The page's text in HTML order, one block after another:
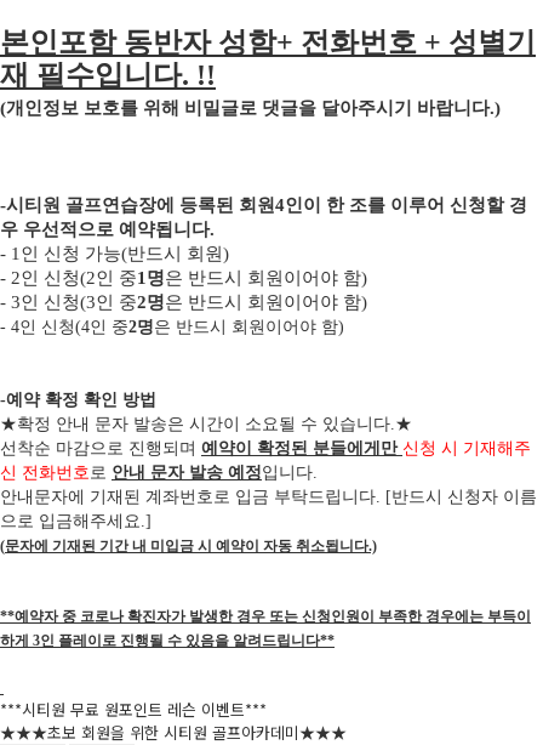
본인포함 동반자 성함+ 전화번호 + 성별기
재 필수입니다. !!
(개인정보 보호를 위해 비밀글로 댓글을 달아주시기 바랍니다.)
-시티원 골프연습장에 등록된 회원4인이 한 조를 이루어 신청할 경
우 우선적으로 예약됩니다.
- 1 인 신청 가능(반드시 회원)
- 2인 신청(2인 중1 명은 반드시 회원이어야 함)
- 3인 신청(3인 중2명은 반드시 회원이어야 함)
- 4인 신청(4인 중2명은 반드시 회원이어야 함)
-예약 확정 확인 방법
★확정 안내 문자 발송은 시간이 소요될 수 있습니다.★
선착순 마감으로 진행되며 예약이 확정된 분들에게만 신청 시 기재해주
신 전화번호로 안내 문자 발송 예정입니다.
안내문자에 기재된 계좌번호로 입금 부탁드립니다. [반드시 신청자 이름
으로 입금해주세요.]
(문자에 기재된 기간 내 미입금 시 예약이 자동 취소됩니다.)
**예약자 중 코로나 확진자가 발생한 경우 또는 신청인원이 부족한 경우에는 부득이
하게 3인 플레이로 진행될 수 있음을 알려드립니다**
***시티원 무료 원포인트 레슨 이벤트***
★★★초보 회원을 위한 시티원 골프아카데미★★★